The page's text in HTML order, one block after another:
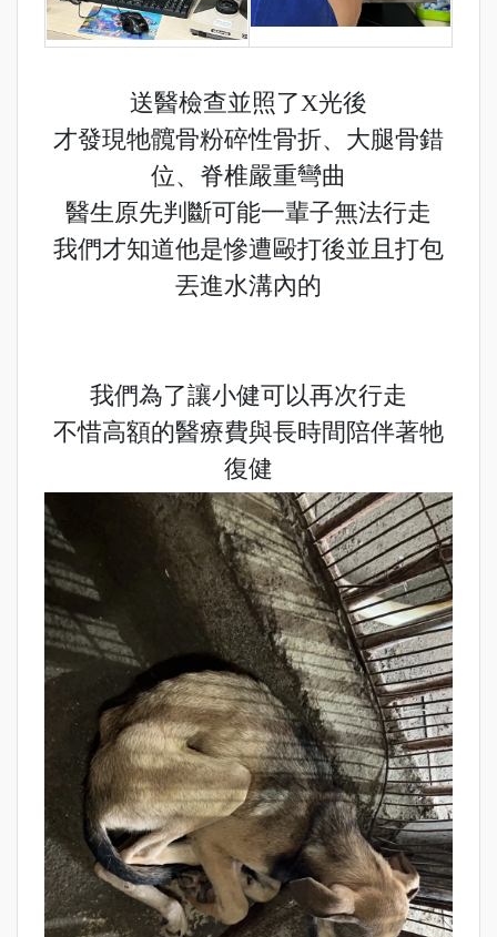
送醫檢查並照了X光後
才發現牠髖骨粉碎性骨折、大腿骨錯
位、脊椎嚴重彎曲
醫生原先判斷可能一輩子無法行走
我們才知道他是慘遭毆打後並且打包
丟進水溝內的
我們為了讓小健可以再次行走
不惜高額的醫療費與長時間陪伴著牠
復健